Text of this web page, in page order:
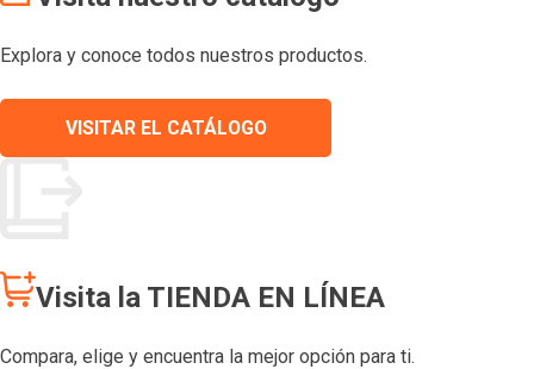
Explora y conoce todos nuestros productos.
VISITAR EL CATÁLOGO
Visita la TIENDA EN LÍNEA
Compara, elige y encuentra la mejor opción para ti.